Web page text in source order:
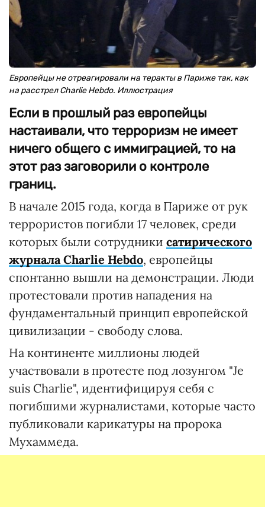
Европейцы не отреагировали на теракты в Париже так, как
на расстрел Charlie Hebdo. Иллюстрация
Если в прошлый раз европейцы
настаивали, что терроризм не имеет
ничего общего с иммиграцией, то на
этот раз заговорили о контроле
границ.
В начале 2015 года, когда в Париже от рук
террористов погибли 17 человек, среди
которых были сотрудники сатирического
журнала Charlie Hebdo, европейцы
спонтанно вышли на демонстрации. Люди
протестовали против нападения на
фундаментальный принцип европейской
цивилизации - свободу слова.
На континенте миллионы людей
участвовали в протесте под лозунгом "Je
suis Charlie", идентифицируя себя с
погибшими журналистами, которые часто
публиковали карикатуры на пророка
Мухаммеда.